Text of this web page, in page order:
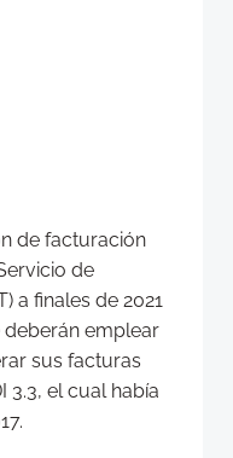
de facturación
de
a finales de 2021
deberán emplear
sus facturas
3.3, el cual había